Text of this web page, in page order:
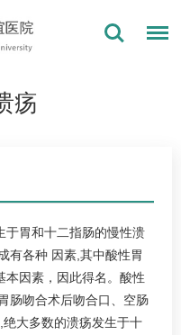
疡
于胃和十二指肠的慢性溃
有各种 因素,其中酸性胃
本因素，因此得名。酸性
肠吻合术后吻合口、空肠
大多数的溃疡发生于十